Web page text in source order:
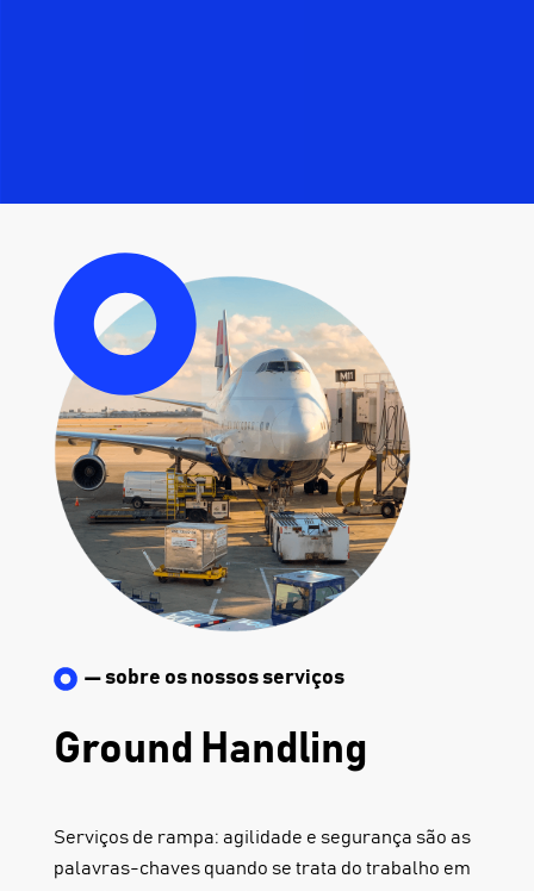
— sobre os nossos serviços
Ground Handling
Serviços de rampa: agilidade e segurança são as
palavras-chaves quando se trata do trabalho em